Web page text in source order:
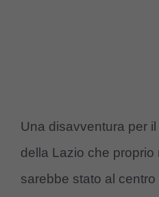
Una disavventura per
della Lazio che
sarebbe stato al